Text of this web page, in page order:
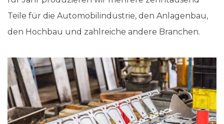
Teile für die Automobilindustrie, den Anlagenbau,
den Hochbau und zahlreiche andere Branchen.